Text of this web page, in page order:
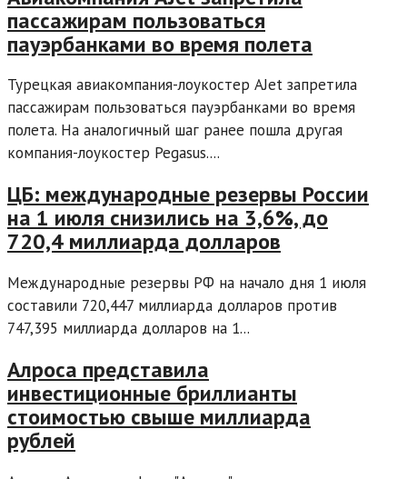
пассажирам пользоваться
пауэрбанками во время полета
Турецкая авиакомпания-лоукостер AJet запретила
пассажирам пользоваться пауэрбанками во время
полета. На аналогичный шаг ранее пошла другая
компания-лоукостер Pegasus....
ЦБ: международные резервы России
на 1 июля снизились на 3,6%, до
720,4 миллиарда долларов
Международные резервы РФ на начало дня 1 июля
составили 720,447 миллиарда долларов против
747,395 миллиарда долларов на 1...
Алроса представила
инвестиционные бриллианты
стоимостью свыше миллиарда
рублей